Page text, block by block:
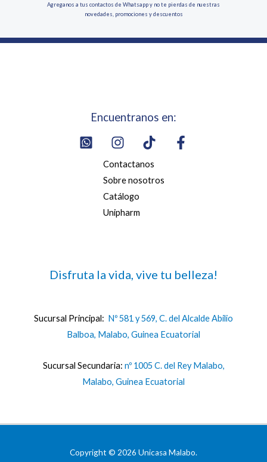
Agreganos a tus contactos de Whatsapp y no te pierdas de nuestras
novedades, promociones y descuentos
Encuentranos en:
Contactanos
Sobre nosotros
Catálogo
Unipharm
Disfruta la vida, vive tu belleza!
Sucursal Principal: Nº 581 y 569, C. del Alcalde Abilio
Balboa, Malabo, Guinea Ecuatorial
Sucursal Secundaria: nº 1005 C. del Rey Malabo,
Malabo, Guinea Ecuatorial
Copyright © 2026 Unicasa Malabo.